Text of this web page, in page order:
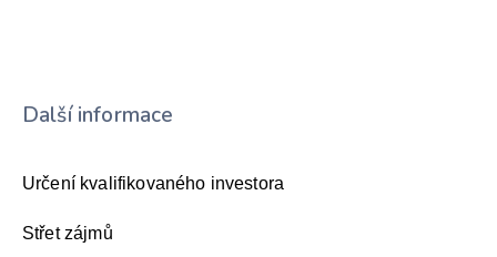
Další informace
Určení kvalifikovaného investora
Střet zájmů